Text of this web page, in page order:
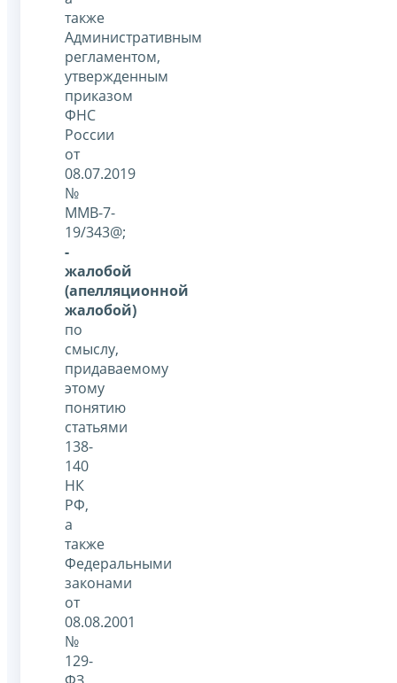
также
Административным
регламентом,
утвержденным
приказом
ФНС
России
от
08.07.2019
№
ММВ-7-
19/343@;
-
жалобой
(апелляционной
жалобой)
по
смыслу,
придаваемому
этому
понятию
статьями
138-
140
НК
РФ,
а
также
Федеральными
законами
от
08.08.2001
№
129-